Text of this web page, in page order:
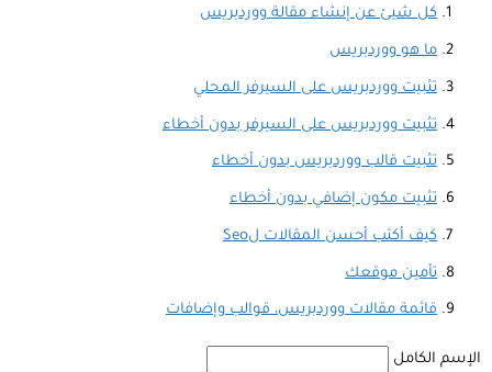
كل شيئ عن إنشاء مقالة ووردبريس
ما هو ووردبريس
تثبيت ووردبريس على السيرفر المحلي
تثبيت ووردبريس على السيرفر بدون أخطاء
تثبيت قالب ووردبريس بدون أخطاء
تثبيت مكون إضافي بدون أخطاء
كيف أكتب أحسن المقالات لSeo
تأمين موقعك
قائمة مقالات ووردبريس، قوالب وإضافات
الإسم الكامل